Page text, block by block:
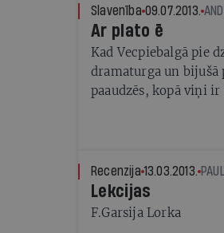
Slavenība 09.07.2013.
Ar plato ē
Kad Vecpiebalgā pie
dramaturga un
paaudzēs, kopā viņi
Recenzija 13.03.2013.
Lekcijas
F.Garsija Lorka